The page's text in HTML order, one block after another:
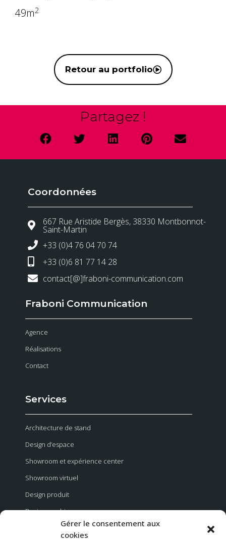
Gérer le consentement aux
cookies
49m2
Retour au portfolio
Partagez !
Coordonnées
667 Rue Aristide Bergès, 38330 Montbonnot-
Saint-Martin
+33 (0)4 76 04 70 74
+33 (0)6 81 77 14 28
contact[@]fraboni-communication.com
Fraboni Communication
Agence
Réalisations
Contact
Services
Architecture de stand
Design d’espace
Showroom et expérience center
Showroom virtuel
Design produit
Design graphique
Evénementiel